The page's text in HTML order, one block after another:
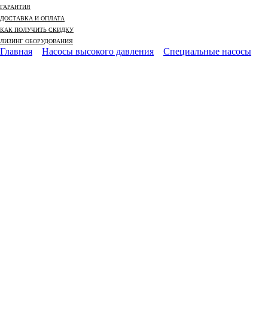
ГАРАНТИЯ
ДОСТАВКА И ОПЛАТА
КАК ПОЛУЧИТЬ СКИДКУ
ЛИЗИНГ ОБОРУДОВАНИЯ
Главная Насосы высокого давления Специальные насосы